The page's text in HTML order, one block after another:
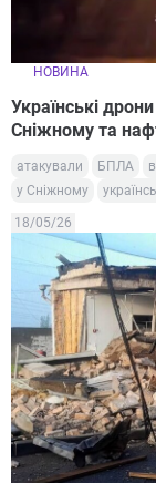
НОВИНА
Українські
Сніжному та
атакували БПЛА
у Сніжному
18/05/26